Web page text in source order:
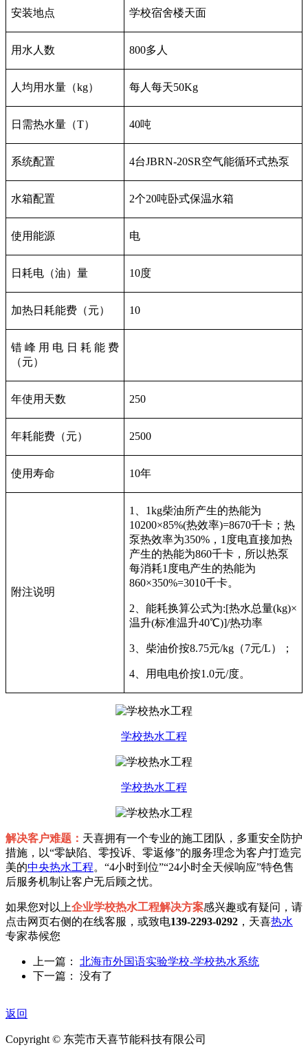
安装地点 学校宿舍楼天面
用水人数 800多人
人均用水量（kg） 每人每天50Kg
日需热水量（T） 40吨
系统配置 4台JBRN-20SR空气能循环式热泵
水箱配置 2个20吨卧式保温水箱
使用能源 电
日耗电（油）量 10度
加热日耗能费（元） 10
错峰用电日耗能费
（元）
年使用天数 250
年耗能费（元） 2500
使用寿命 10年
附注说明
1、1kg柴油所产生的热能为
10200×85%(热效率)=8670千卡；热
泵热效率为350%，1度电直接加热
产生的热能为860千卡，所以热泵
每消耗1度电产生的热能为
860×350%=3010千卡。
2、能耗换算公式为:[热水总量(kg)×
温升(标准温升40℃)]/热功率
3、柴油价按8.75元/kg（7元/L）；
4、用电电价按1.0元/度。
学校热水工程
学校热水工程
解决客户难题： 天喜拥有一个专业的施工团队，多重安全防护
措施，以“零缺陷、零投诉、零返修”的服务理念为客户打造完
美的中央热水工程。“4小时到位”“24小时全天候响应”特色售
后服务机制让客户无后顾之忧。
如果您对以上企业学校热水工程解决方案感兴趣或有疑问，请
点击网页右侧的在线客服，或致电139-2293-0292 ，天喜热水
专家恭候您
上一篇： 北海市外国语实验学校-学校热水系统
下一篇： 没有了
返回
Copyright © 东莞市天喜节能科技有限公司